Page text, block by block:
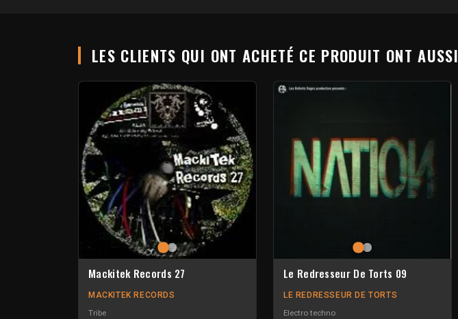
LES CLIENTS QUI ONT ACHETÉ CE PRODUIT ONT AUSSI
Mackitek Records 27
MACKITEK RECORDS
Tribe
Le Redresseur De Torts 09
LE REDRESSEUR DE TORTS
Electro techno